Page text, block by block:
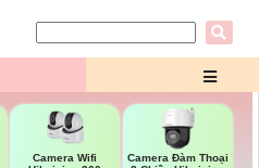
Camera Wifi
Camera Đàm Thoại